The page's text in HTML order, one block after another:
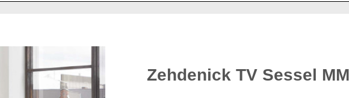
Zehdenick TV Sessel